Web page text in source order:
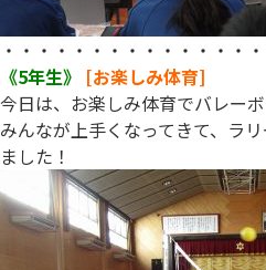
・・・・・・・・・・・・・・
《5年生》 [お楽しみ体育]
今日は、お楽しみ体育でバレーボ
みんなが上手くなってきて、ラ
ました！